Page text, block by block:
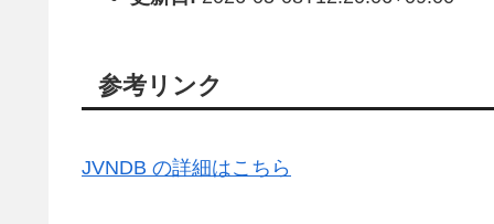
参考リンク
JVNDB の詳細はこちら